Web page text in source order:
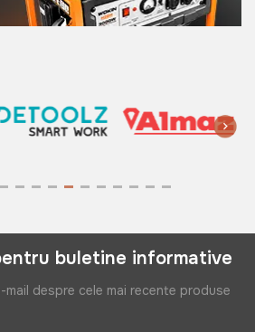
buletine informative
mail despre cele mai recente produse